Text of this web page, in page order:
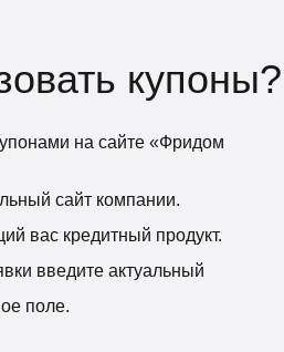
купоны?
на сайте «Фридом
сайт компании.
вас кредитный продукт.
введите актуальный
поле.